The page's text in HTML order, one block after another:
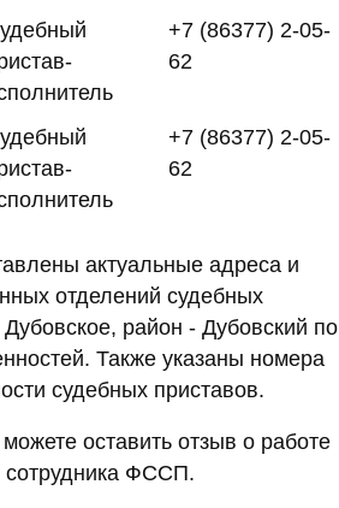
+7 (86377) 2-05-
62
+7 (86377) 2-05-
62
актуальные адреса и
отделений судебных
район - Дубовский по
Также указаны номера
судебных приставов.
оставить отзыв о работе
сотрудника ФССП.